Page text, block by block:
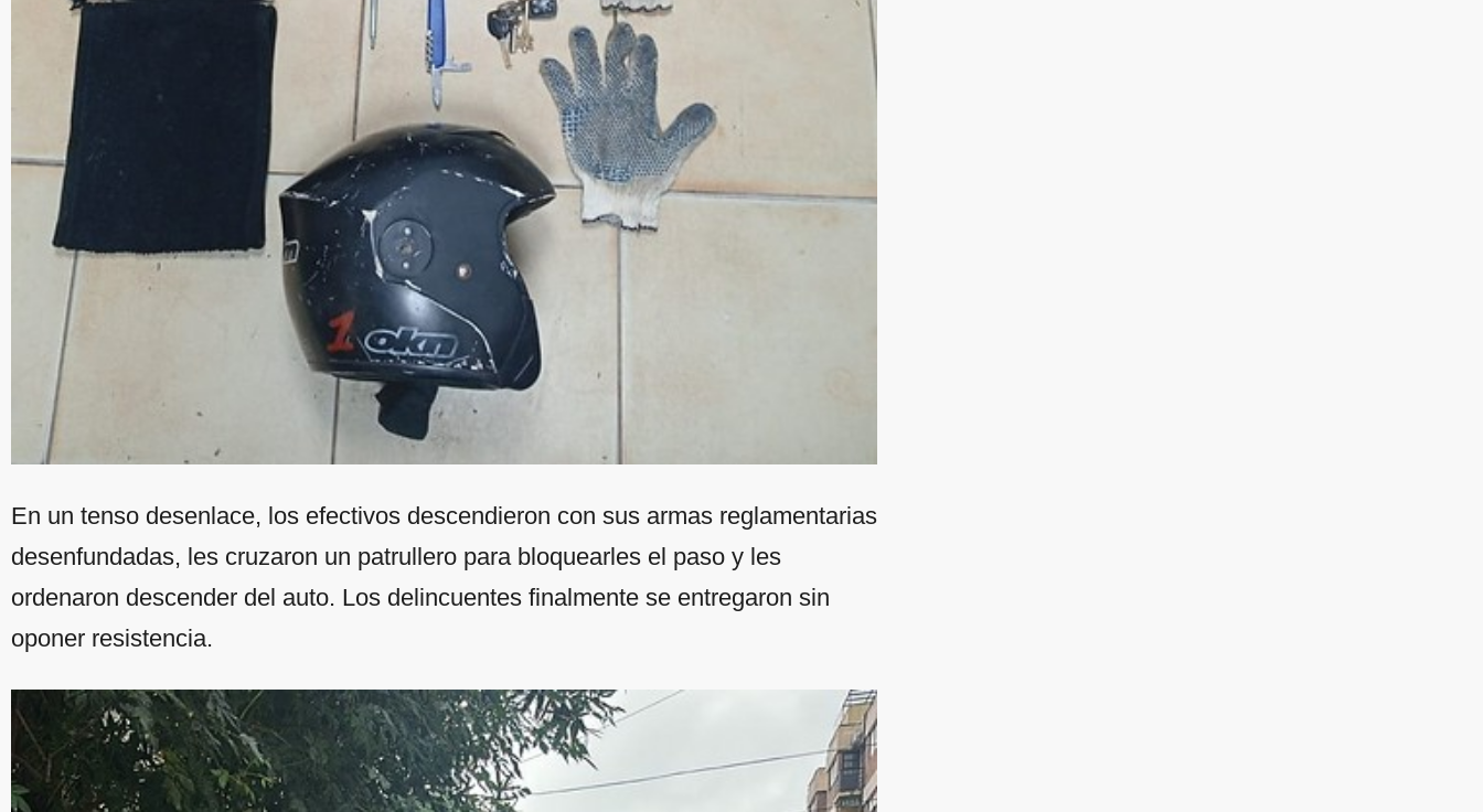
En un tenso desenlace, los efectivos descendieron con sus armas reglamentarias
desenfundadas, les cruzaron un patrullero para bloquearles el paso y les
ordenaron descender del auto. Los delincuentes finalmente se entregaron sin
oponer resistencia.